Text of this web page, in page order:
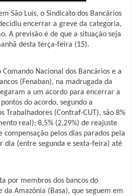
São Luís, o Sindicato dos Bancários
encerrar a greve da categoria,
A previsão é de que a situação seja
desta terça-feira (15).
Nacional dos Bancários e a
(Fenaban), na madrugada da
a um acordo para encerrar a
do acordo, segundo a
Trabalhadores (Contraf-CUT), são 8%
real); 8,5% (2,29%) de reajuste
compensação pelos dias parados pela
dia (entre segunda e sexta-feira) até
por membros dos bancos do
da Amazônia (Basa), que seguem em